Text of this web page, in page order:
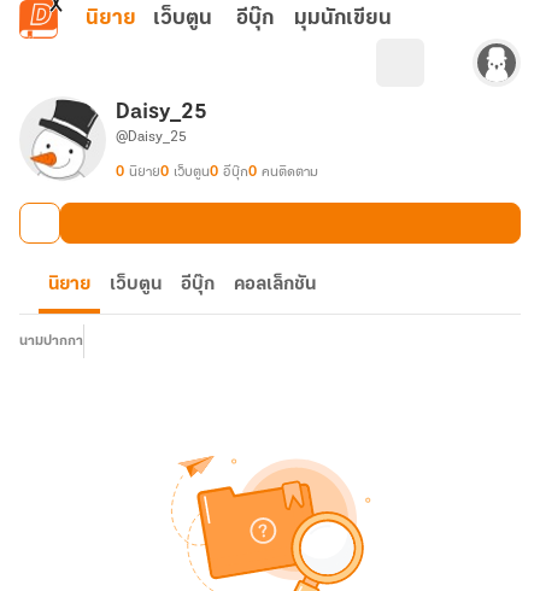
ข้ามไปยังเนื้อหาหลัก
นิยาย เว็บตูน อีบุ๊ก มุมนักเขียน
Daisy_25
@Daisy_25
0 นิยาย0 เว็บตูน0 อีบุ๊ก0 คนติดตาม
นิยาย เว็บตูน อีบุ๊ก คอลเล็กชัน
นามปากกา